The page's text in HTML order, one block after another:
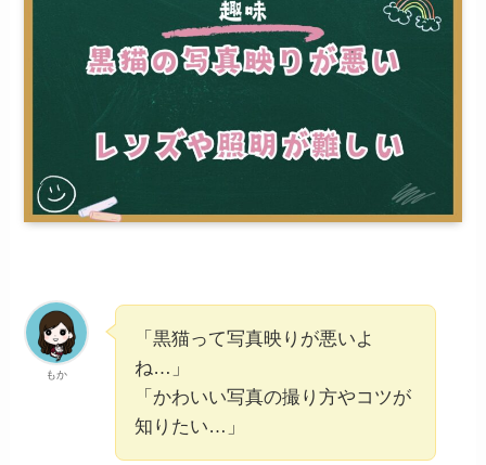
もか
「黒猫って写真映りが悪いよ
ね…」
「かわいい写真の撮り方やコツが
知りたい…」